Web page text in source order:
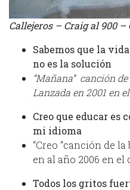
Callejeros – Craig al 900 –
Sabemos que la
no es la solución
“Mañana” canción
Lanzada en 2001 en
Creo que educar es
mi idioma
“Creo “canción de
en al año 2006 en el
Todos los gritos